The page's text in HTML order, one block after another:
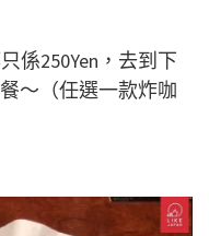
係250Yen，去到下
～（任選一款炸咖